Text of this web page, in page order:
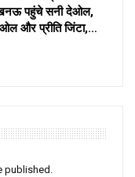
पहुंचे सनी देओल,
और प्रीति जिंटा,…
published.